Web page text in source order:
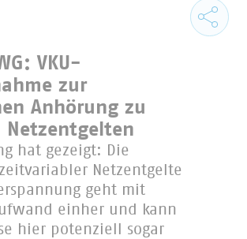
VKU-
zur
Anhörung zu
Netzentgelten
hat gezeigt: Die
Netzentgelte
geht mit
einher und kann
hier potenziell sogar